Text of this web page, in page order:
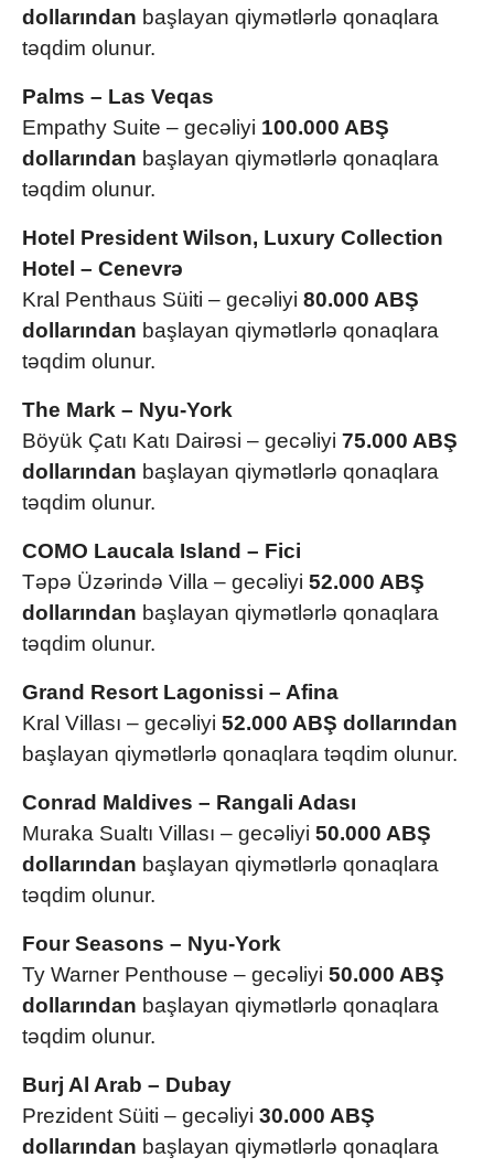
dollarından başlayan qiymətlərlə qonaqlara
təqdim olunur.
Palms – Las Veqas
Empathy Suite – gecəliyi 100.000 ABŞ
dollarından başlayan qiymətlərlə qonaqlara
təqdim olunur.
Hotel President Wilson, Luxury Collection
Hotel – Cenevrə
Kral Penthaus Süiti – gecəliyi 80.000 ABŞ
dollarından başlayan qiymətlərlə qonaqlara
təqdim olunur.
The Mark – Nyu-York
Böyük Çatı Katı Dairəsi – gecəliyi 75.000 ABŞ
dollarından başlayan qiymətlərlə qonaqlara
təqdim olunur.
COMO Laucala Island – Fici
Təpə Üzərində Villa – gecəliyi 52.000 ABŞ
dollarından başlayan qiymətlərlə qonaqlara
təqdim olunur.
Grand Resort Lagonissi – Afina
Kral Villası – gecəliyi 52.000 ABŞ dollarından
başlayan qiymətlərlə qonaqlara təqdim olunur.
Conrad Maldives – Rangali Adası
Muraka Sualtı Villası – gecəliyi 50.000 ABŞ
dollarından başlayan qiymətlərlə qonaqlara
təqdim olunur.
Four Seasons – Nyu-York
Ty Warner Penthouse – gecəliyi 50.000 ABŞ
dollarından başlayan qiymətlərlə qonaqlara
təqdim olunur.
Burj Al Arab – Dubay
Prezident Süiti – gecəliyi 30.000 ABŞ
dollarından başlayan qiymətlərlə qonaqlara